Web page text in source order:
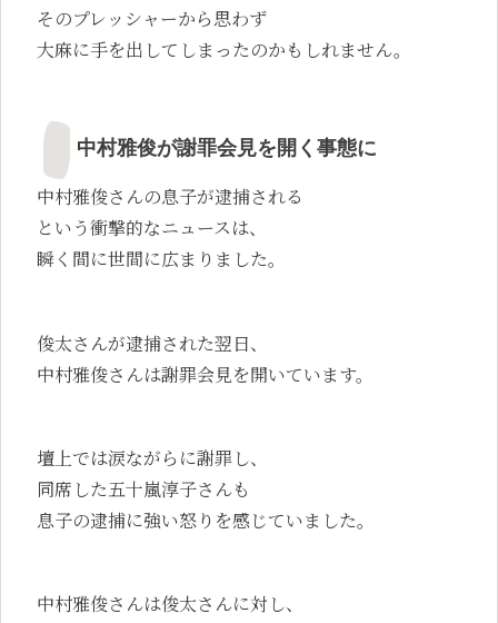
そのプレッシャーから思わず
大麻に手を出してしまったのかもしれません。
中村雅俊が謝罪会見を開く事態に
中村雅俊さんの息子が逮捕される
という衝撃的なニュースは、
瞬く間に世間に広まりました。
俊太さんが逮捕された翌日、
中村雅俊さんは謝罪会見を開いています。
壇上では涙ながらに謝罪し、
同席した五十嵐淳子さんも
息子の逮捕に強い怒りを感じていました。
中村雅俊さんは俊太さんに対し、